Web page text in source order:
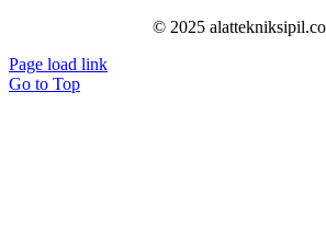
© 2025
Page load link
Go to Top